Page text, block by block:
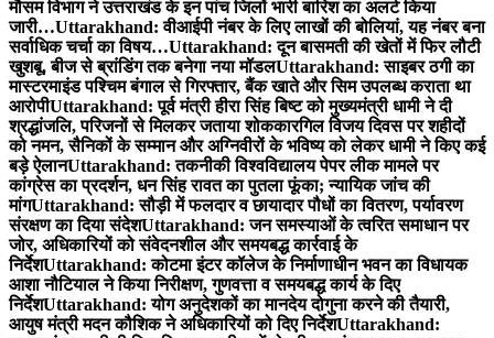
मौसम विभाग ने उत्तराखंड के इन पांच जिलों भारी बारिश का अलर्ट किया
जारी…Uttarakhand: वीआईपी नंबर के लिए लाखों की बोलियां, यह नंबर बना
सर्वाधिक चर्चा का विषय…Uttarakhand: दून बासमती की खेतों में फिर लौटी
खुशबू, बीज से ब्रांडिंग तक बनेगा नया मॉडलUttarakhand: साइबर ठगी का
मास्टरमाइंड पश्चिम बंगाल से गिरफ्तार, बैंक खाते और सिम उपलब्ध कराता था
आरोपीUttarakhand: पूर्व मंत्री हीरा सिंह बिष्ट को मुख्यमंत्री धामी ने दी
श्रद्धांजलि, परिजनों से मिलकर जताया शोककारगिल विजय दिवस पर शहीदों
को नमन, सैनिकों के सम्मान और अग्निवीरों के भविष्य को लेकर धामी ने किए कई
बड़े ऐलानUttarakhand: तकनीकी विश्वविद्यालय पेपर लीक मामले पर
कांग्रेस का प्रदर्शन, धन सिंह रावत का पुतला फूंका; न्यायिक जांच की
मांगUttarakhand: सौड़ी में फलदार व छायादार पौधों का वितरण, पर्यावरण
संरक्षण का दिया संदेशUttarakhand: जन समस्याओं के त्वरित समाधान पर
जोर, अधिकारियों को संवेदनशील और समयबद्ध कार्रवाई के
निर्देशUttarakhand: कोटमा इंटर कॉलेज के निर्माणाधीन भवन का विधायक
आशा नौटियाल ने किया निरीक्षण, गुणवत्ता व समयबद्ध कार्य के दिए
निर्देशUttarakhand: योग अनुदेशकों का मानदेय दोगुना करने की तैयारी,
आयुष मंत्री मदन कौशिक ने अधिकारियों को दिए निर्देशUttarakhand: